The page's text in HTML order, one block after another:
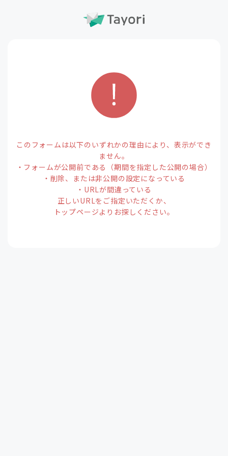
このフォームは以下のいずれかの理由により、表示ができ
ません。
・フォームが公開前である（期間を指定した公開の場合）
・削除、または非公開の設定になっている
・URLが間違っている
正しいURLをご指定いただくか、
トップページよりお探しください。